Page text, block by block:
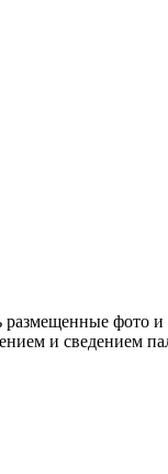
фото
и сведением